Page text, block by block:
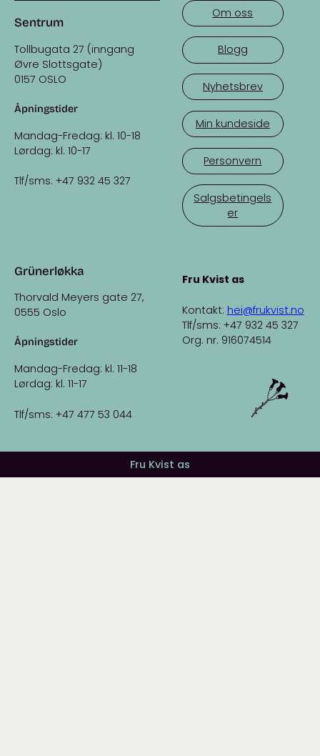
Sentrum
Tollbugata 27 (inngang
Øvre Slottsgate)
0157 OSLO
Åpningstider
Mandag-Fredag: kl. 10-18
Lørdag: kl. 10-17
Tlf/sms: +47 932 45 327
Grünerløkka
Thorvald Meyers gate 27,
0555 Oslo
Åpningstider
Mandag-Fredag: kl. 11-18
Lørdag: kl. 11-17
Tlf/sms: +47 477 53 044
Om oss
Blogg
Nyhetsbrev
Min kundeside
Personvern
Salgsbetingels
er
Fru Kvist as
Kontakt: hei@frukvist.no
Tlf/sms: +47 932 45 327
Org. nr. 916074514
Fru Kvist as